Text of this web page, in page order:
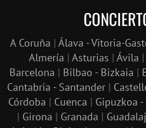
A Coruña | Álava - Vitoria-
Almería | Asturias | Ávila |
Barcelona | Bilbao - Bizkaia |
Cantabria - Santander|
Córdoba | Cuenca | Gipuzkoa
| Girona | Granada |